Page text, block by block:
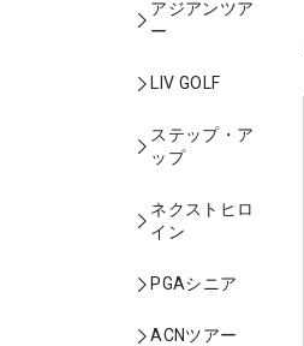
アジアンツア
ー
LIV GOLF
ステップ・ア
ップ
ネクストヒロ
イン
PGAシニア
ACNツアー